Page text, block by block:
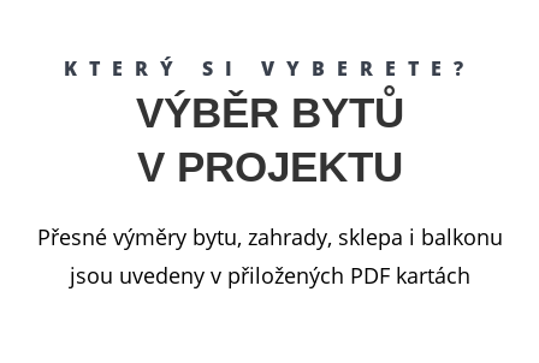
KTERÝ SI VYBERETE?
VÝBĚR BYTŮ
V PROJEKTU
Přesné výměry bytu, zahrady, sklepa i balkonu
jsou uvedeny v přiložených PDF kartách